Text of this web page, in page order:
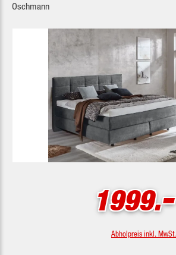
Oschmann
Bildergalerie überspringen
1999.-
Abholpreis inkl. MwSt.